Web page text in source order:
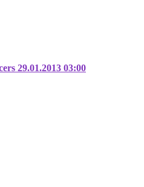
29.01.2013 03:00